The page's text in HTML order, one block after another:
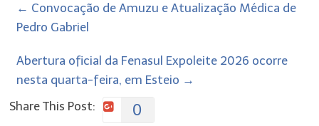
← Convocação de Amuzu e Atualização Médica de
Pedro Gabriel
Abertura oficial da Fenasul Expoleite 2026 ocorre
nesta quarta-feira, em Esteio →
Share This Post:
0